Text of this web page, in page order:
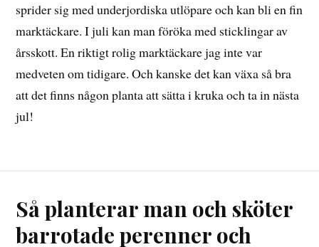
sprider sig med underjordiska utlöpare och kan bli en fin
marktäckare. I juli kan man föröka med sticklingar av
årsskott. En riktigt rolig marktäckare jag inte var
medveten om tidigare. Och kanske det kan växa så bra
att det finns någon planta att sätta i kruka och ta in nästa
jul!
Så planterar man och sköter
barrotade perenner och